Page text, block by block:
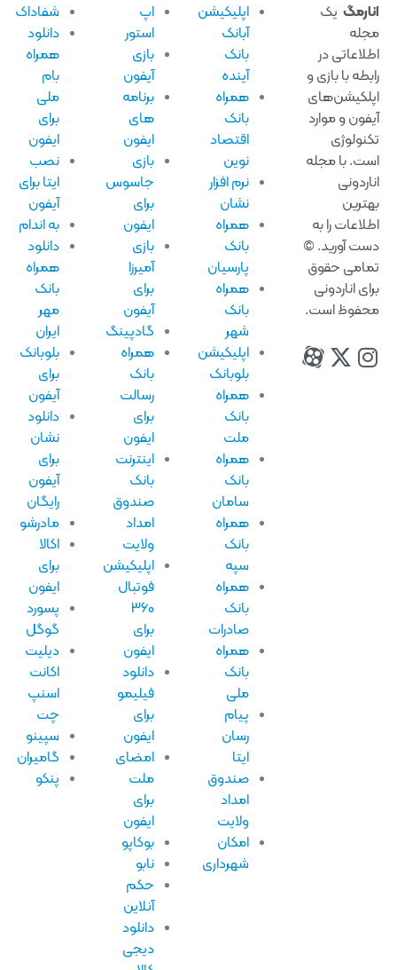
یک
در
با بازی و
و موارد
با مجله
را به
آورید. ©
حقوق
اناردونی
است.
اپلیکیشن
آبانک
آینده
همراه
اقتصاد
نرم افزار
نشان
همراه
پارسیان
همراه
اپلیکیشن
بلوبانک
همراه
همراه
سامان
همراه
همراه
صادرات
همراه
پیام
رسان
صندوق
امداد
ولایت
امکان
شهرداری
اپ
استور
بازی
آیفون
برنامه
ایفون
بازی
جاسوس
ایفون
بازی
آیفون
گادپینگ
همراه
رسالت
ایفون
اینترنت
صندوق
امداد
ولایت
اپلیکیشن
فوتبال
ایفون
دانلود
فیلیمو
ایفون
امضای
ایفون
بوکاپو
نابو
حکم
آنلاین
دانلود
دیجی
شفاداک
دانلود
همراه
ایفون
نصب
ایتا برای
آیفون
به اندام
دانلود
همراه
بلوبانک
آیفون
دانلود
نشان
آیفون
رایگان
مادرشو
اکالا
ایفون
پسورد
گوگل
دیلیت
اکانت
اسنپ
سپینو
گامیران
پنکو